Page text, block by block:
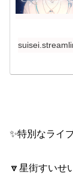
✨特別なライ
🔽星街すいせ